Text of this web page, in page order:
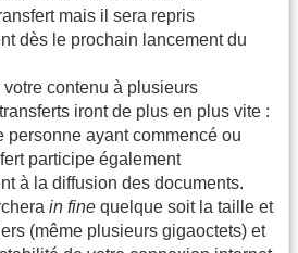
mais il sera repris
dès le prochain lancement du
contenu à plusieurs
iront de plus en plus vite :
personne ayant commencé ou
participe également
à la diffusion des documents.
in fine quelque soit la taille et
(même plusieurs gigaoctets) et